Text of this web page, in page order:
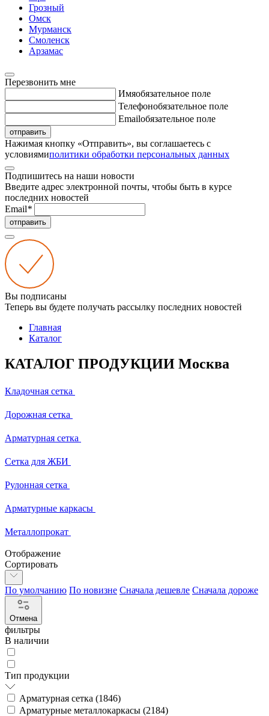
Грозный
Омск
Мурманск
Смоленск
Арзамас
Перезвонить мне
Имяобязательное поле
Телефонобязательное поле
Emailобязательное поле
отправить
Нажимая кнопку «Отправить», вы соглашаетесь с
условиямиполитики обработки персональных данных
Подпишитесь на наши новости
Введите адрес электронной почты, чтобы быть в курсе
последних новостей
Email*
отправить
Вы подписаны
Теперь вы будете получать рассылку последних новостей
Главная
Каталог
КАТАЛОГ ПРОДУКЦИИ Москва
Кладочная сетка
Дорожная сетка
Арматурная сетка
Сетка для ЖБИ
Рулонная сетка
Арматурные каркасы
Металлопрокат
Отображение
Сортировать
По умолчанию По новизне Сначала дешевле Сначала дороже
Отмена
фильтры
В наличии
Тип продукции
Арматурная сетка (1846)
Арматурные металлокаркасы (2184)